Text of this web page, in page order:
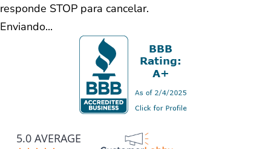
responde STOP para cancelar.
Enviando...
5.0 AVERAGE